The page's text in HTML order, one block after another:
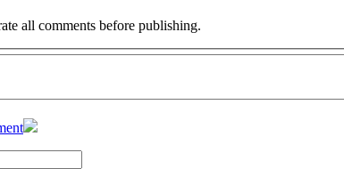
all comments before publishing.